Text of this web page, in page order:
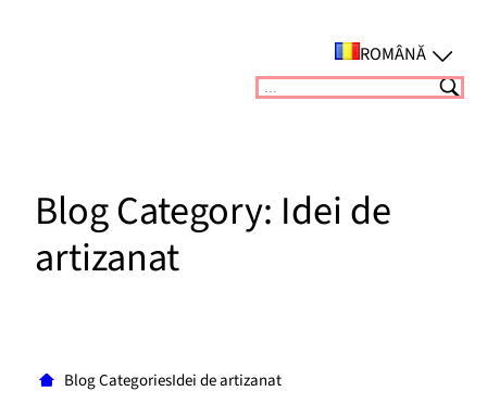
ROMÂNĂ
Suchen
Blog Category: Idei de
artizanat
Blog CategoriesIdei de artizanat